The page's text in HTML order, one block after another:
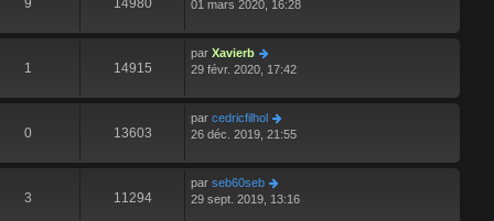
9 14980
01 mars 2020, 16:28
1 14915
par Xavierb
29 févr. 2020, 17:42
0 13603
par cedricfilhol
26 déc. 2019, 21:55
3 11294
par seb60seb
29 sept. 2019, 13:16